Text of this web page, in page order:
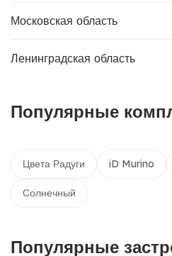
Московская область
Ленинградская область
Популярные
Цвета Радуги iD Murino
Солнечный
Популярные